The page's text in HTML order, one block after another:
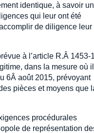
identique, à savoir
qui leur ont été
de diligence leur
à l’article R.Â 1453-1
dans la mesure où il
6Â août 2015, prévoyant
pièces et moyens que
procédurales
de représentation